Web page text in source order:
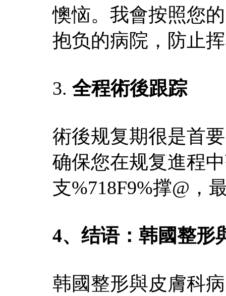
懊恼。我會按照您
抱负的病院，防止
3. 全程術後跟踪
術後规复期很是首
确保您在规复進程
支%718F9%撑@，
4、结语：韩國整形
韩國整形與皮膚科